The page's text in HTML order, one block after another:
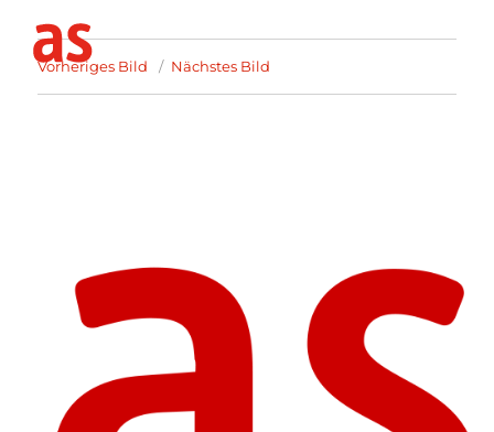
Vorheriges Bild Nächstes Bild